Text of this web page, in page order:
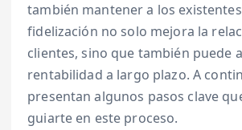
también mantener a los
fidelización no solo mejora la
clientes, sino que también puede
rentabilidad a largo plazo. A
presentan algunos pasos clave
guiarte en este proceso.